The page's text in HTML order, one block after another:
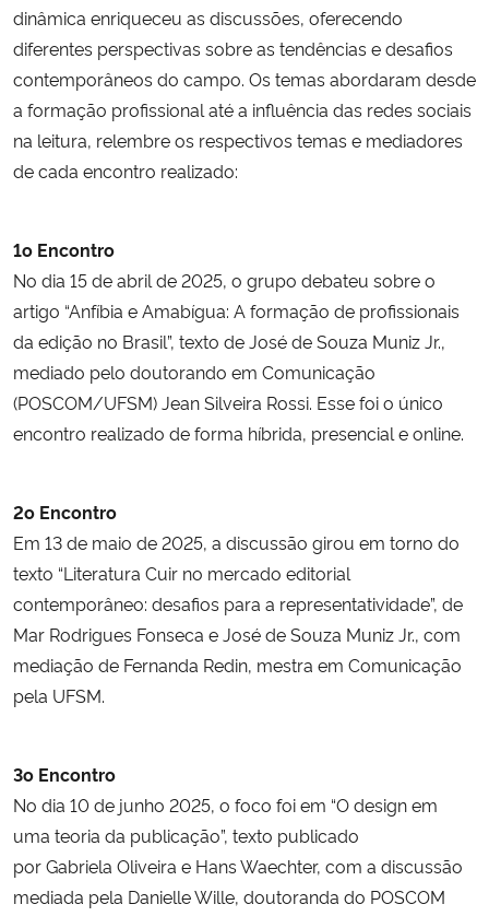
Gabinete de Segurança Institucional
Advocacia-Geral da União
Banco Central do Brasil
dinâmica enriqueceu as discussões, oferecendo
diferentes perspectivas sobre as tendências e desafios
contemporâneos do campo. Os temas abordaram desde
a formação profissional até a influência das redes sociais
na leitura, relembre os respectivos temas e mediadores
de cada encontro realizado:
1o Encontro
No dia 15 de abril de 2025, o grupo debateu sobre o
artigo “Anfíbia e Amabígua: A formação de profissionais
da edição no Brasil”, texto de José de Souza Muniz Jr.,
mediado pelo doutorando em Comunicação
(POSCOM/UFSM) Jean Silveira Rossi. Esse foi o único
encontro realizado de forma híbrida, presencial e online.
2o Encontro
Em 13 de maio de 2025, a discussão girou em torno do
texto “Literatura Cuir no mercado editorial
contemporâneo: desafios para a representatividade”, de
Mar Rodrigues Fonseca e José de Souza Muniz Jr., com
mediação de Fernanda Redin, mestra em Comunicação
pela UFSM.
3o Encontro
No dia 10 de junho 2025, o foco foi em “O design em
uma teoria da publicação”, texto publicado
por Gabriela Oliveira e Hans Waechter, com a discussão
mediada pela Danielle Wille, doutoranda do POSCOM